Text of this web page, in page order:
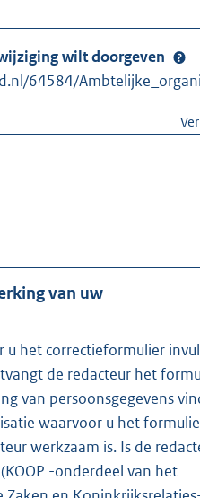
wilt doorgeven
64584/
van uw
u het correctieformulier
de redacteur het
van persoonsgegevens
waarvoor u het
is. Is de redacteur
-onderdeel van het